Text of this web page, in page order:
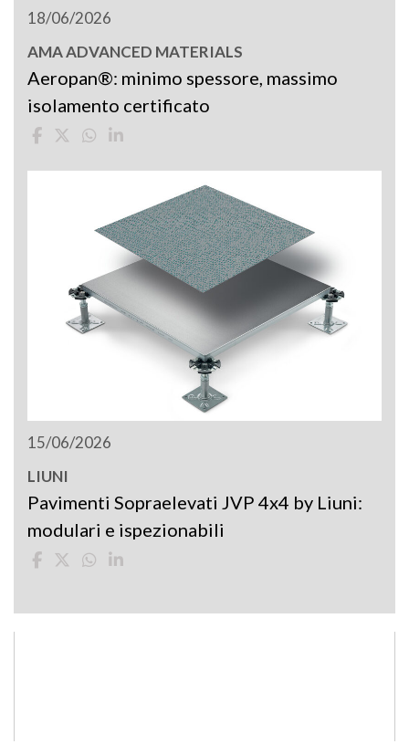
18/06/2026
AMA ADVANCED MATERIALS
Aeropan®: minimo spessore, massimo
isolamento certificato
15/06/2026
LIUNI
Pavimenti Sopraelevati JVP 4x4 by Liuni:
modulari e ispezionabili